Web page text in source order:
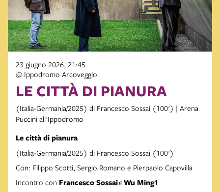
23 giugno 2026, 21:45
@ Ippodromo Arcoveggio
LE CITTÀ DI PIANURA
(Italia-Germania/2025) di Francesco Sossai (100') | Arena
Puccini all'Ippodromo
Le città di pianura
(Italia-Germania/2025) di Francesco Sossai (100')
Con: Filippo Scotti, Sergio Romano e Pierpaolo Capovilla
Incontro con Francesco SossaieWu Ming1